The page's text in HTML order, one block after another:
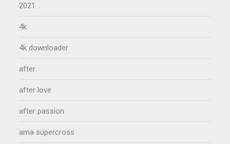
2021
4k
4k downloader
after
after love
after passion
ama supercross